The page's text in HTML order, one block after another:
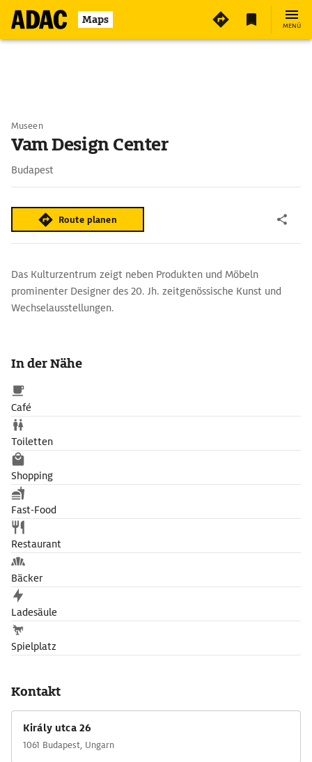
Maps MENÜ
Museen
Vam Design Center
Budapest
Route planen
Das Kulturzentrum zeigt neben Produkten und Möbeln
prominenter Designer des 20. Jh. zeitgenössische Kunst und
Wechselausstellungen.
In der Nähe
Café
Toiletten
Shopping
Fast-Food
Restaurant
Bäcker
Ladesäule
Spielplatz
Kontakt
Király utca 26
1061 Budapest, Ungarn